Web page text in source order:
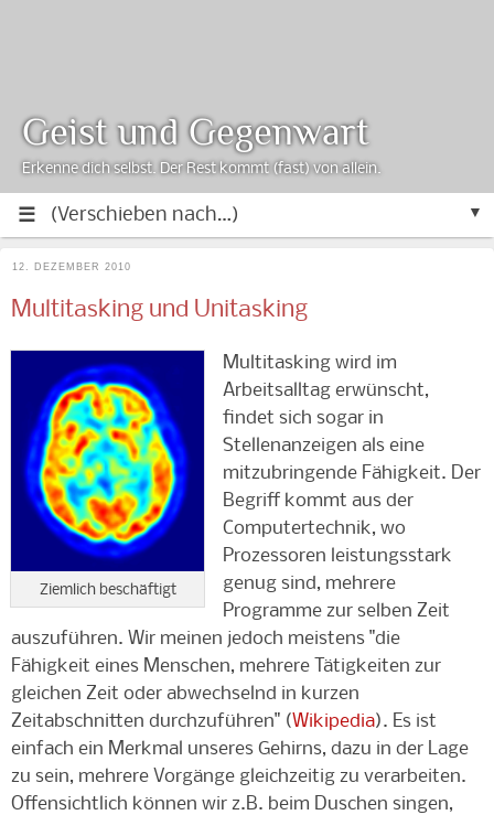
▼
Geist und Gegenwart
Erkenne dich selbst. Der Rest kommt (fast) von allein.
12. DEZEMBER 2010
Multitasking und Unitasking
Ziemlich beschäftigt
Multitasking wird im
Arbeitsalltag erwünscht,
findet sich sogar in
Stellenanzeigen als eine
mitzubringende Fähigkeit. Der
Begriff kommt aus der
Computertechnik, wo
Prozessoren leistungsstark
genug sind, mehrere
Programme zur selben Zeit
auszuführen. Wir meinen jedoch meistens "die
Fähigkeit eines Menschen, mehrere Tätigkeiten zur
gleichen Zeit oder abwechselnd in kurzen
Zeitabschnitten durchzuführen" (Wikipedia). Es ist
einfach ein Merkmal unseres Gehirns, dazu in der Lage
zu sein, mehrere Vorgänge gleichzeitig zu verarbeiten.
Offensichtlich können wir z.B. beim Duschen singen,